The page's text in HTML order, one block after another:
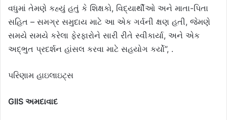
વધુમાં તેમણે કહ્યું હતું કે શિક્ષકો, વિદ્યાર્થીઓ અને માતા-પિતા
સહિત – સમગ્ર સમુદાય માટે આ એક ગર્વની ક્ષણ હતી, જેમણે
સમયે સમયે કરેલા ફેરફારોને સારી રીતે સ્વીકાર્યા, અને એક
અદ્ભુત પ્રદર્શન હાંસલ કરવા માટે સહયોગ કર્યો”, .
પરિણામ હાઇલાઇટ્સ
GIIS અમદાવાદ